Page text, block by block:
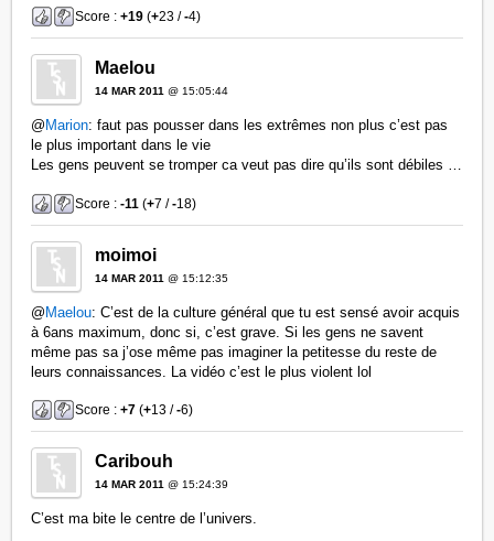
Score :+19 (+23 /-4)
Maelou
14 MAR 2011 @ 15:05:44
@ Marion: faut pas pousser dans les extrêmes non plus c’est pas
le plus important dans le vie
Les gens peuvent se tromper ca veut pas dire qu’ils sont débiles …
Score :-11 (+7 /-18)
moimoi
14 MAR 2011 @ 15:12:35
@ Maelou: C’est de la culture général que tu est sensé avoir acquis
à 6ans maximum, donc si, c’est grave. Si les gens ne savent
même pas sa j’ose même pas imaginer la petitesse du reste de
leurs connaissances. La vidéo c’est le plus violent lol
Score :+7 (+13 /-6)
Caribouh
14 MAR 2011 @ 15:24:39
C’est ma bite le centre de l’univers.